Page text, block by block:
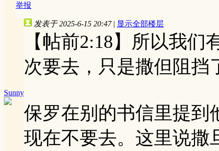
举报
Sunny
发表于 2025-6-15 20:47 | 显示全部楼层
【帖前2:18】所以我
次要去，只是撒但阻挡
保罗在别的书信里提到
现在不要去。这里说撒